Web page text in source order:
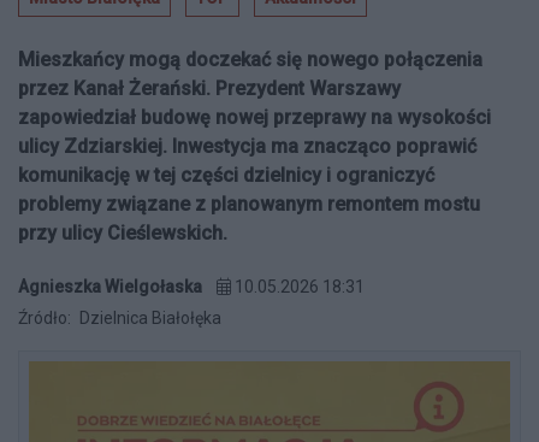
Mieszkańcy mogą doczekać się nowego połączenia
przez Kanał Żerański. Prezydent Warszawy
zapowiedział budowę nowej przeprawy na wysokości
ulicy Zdziarskiej. Inwestycja ma znacząco poprawić
komunikację w tej części dzielnicy i ograniczyć
problemy związane z planowanym remontem mostu
przy ulicy Cieślewskich.
Agnieszka Wielgołaska
10.05.2026 18:31
Źródło:
Dzielnica Białołęka